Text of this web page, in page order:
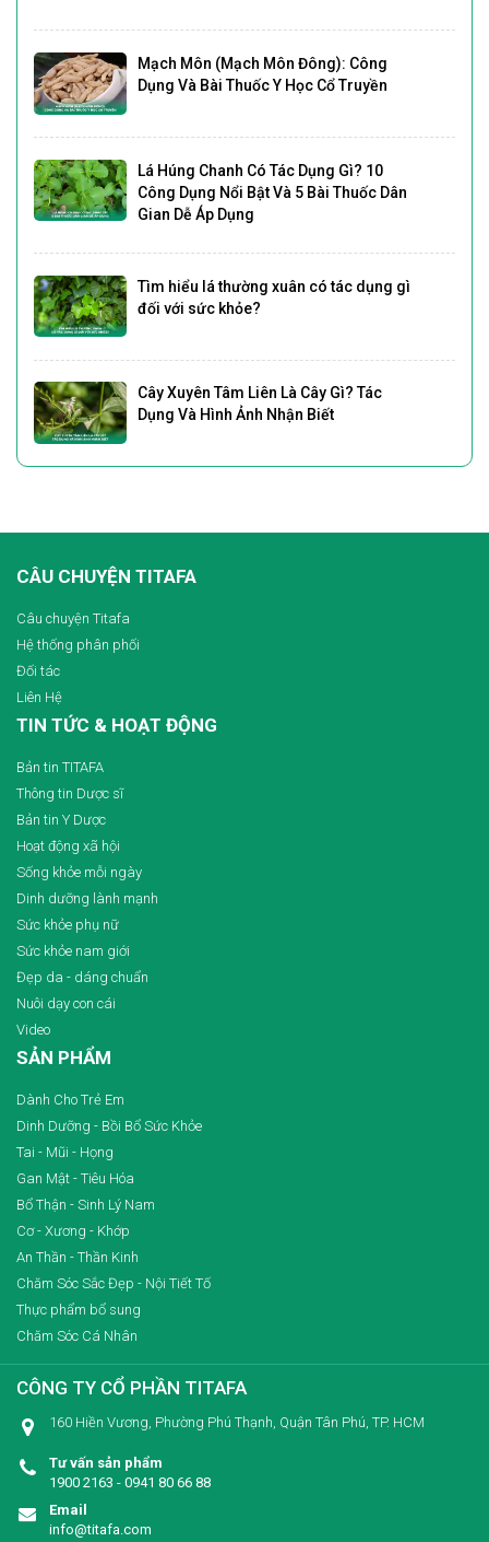
Mạch Môn (Mạch Môn Đông): Công
Dụng Và Bài Thuốc Y Học Cổ Truyền
Lá Húng Chanh Có Tác Dụng Gì? 10
Công Dụng Nổi Bật Và 5 Bài Thuốc Dân
Gian Dễ Áp Dụng
Tìm hiểu lá thường xuân có tác dụng gì
đối với sức khỏe?
Cây Xuyên Tâm Liên Là Cây Gì? Tác
Dụng Và Hình Ảnh Nhận Biết
CÂU CHUYỆN TITAFA
Câu chuyện Titafa
Hệ thống phân phối
Đối tác
Liên Hệ
TIN TỨC & HOẠT ĐỘNG
Bản tin TITAFA
Thông tin Dược sĩ
Bản tin Y Dược
Hoạt động xã hội
Sống khỏe mỗi ngày
Dinh dưỡng lành mạnh
Sức khỏe phụ nữ
Sức khỏe nam giới
Đẹp da - dáng chuẩn
Nuôi dạy con cái
Video
SẢN PHẨM
Dành Cho Trẻ Em
Dinh Dưỡng - Bồi Bổ Sức Khỏe
Tai - Mũi - Họng
Gan Mật - Tiêu Hóa
Bổ Thận - Sinh Lý Nam
Cơ - Xương - Khớp
An Thần - Thần Kinh
Chăm Sóc Sắc Đẹp - Nội Tiết Tố
Thực phẩm bổ sung
Chăm Sóc Cá Nhân
CÔNG TY CỔ PHẦN TITAFA
160 Hiền Vương, Phường Phú Thạnh, Quận Tân Phú, TP. HCM
Tư vấn sản phẩm
1900 2163 - 0941 80 66 88
Email
info@titafa.com